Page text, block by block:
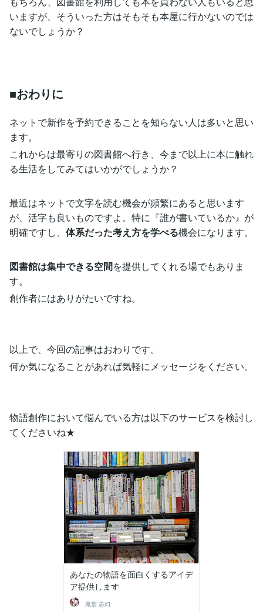
いますが、そういった方はそもそも本屋に行かないのでは
ないでしょうか？
■おわりに
ネットで新作を予約できることを知らない人は多いと思い
ます。
これからは最寄りの図書館へ行き、今まで以上に本に触れ
る生活をしてみてはいかがでしょうか？
最近はネットで文字を読む機会が頻繁にあると思います
が、活字も良いものですよ。特に『誰が書いているか』が
明確ですし、 体系だった考え方を学べる機会になります。
図書館は集中できる空間を提供してくれる場でもありま
す。
創作者にはありがたいですね。
以上で、今回の記事はおわりです。
何か気になることがあれば気軽にメッセージをください。
物語創作において悩んでいる方は以下のサービスを検討し
てくださいね★
あなたの物語を面白くするアイデ
ア提供します
鳳堂 志幻